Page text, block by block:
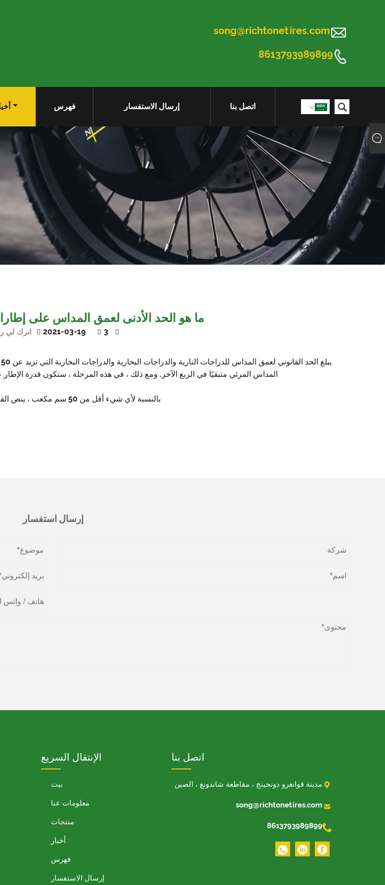

song@richtonetires.com

8613793989899
  فهرس إرسال الاستفسار اتصل بنا
ما هو الحد الأدنى لعمق المداس على
2021-03-19 3 اترك لي
المداس المرئي متبقيًا في الربع الآخر. ومع ذلك ، في هذه المرحلة ، ستكون قدرة
بالنسبة لأي شيء أقل من 50 سم مكعب ، ينص القانون ببساطة على أنه يجب عليك رؤية نمط المداس الأصلي عبر الإطار بأكمله.
إرسال استفسار
اتصل بنا
 مدينة قوانغرو دونجينج ، مقاطعة شاندونغ ، الصين

song@richtonetires.com

8613793989899
الإنتقال السريع
بيت
معلومات عنا
منتجات
أخبار
فهرس
إرسال الاستفسار